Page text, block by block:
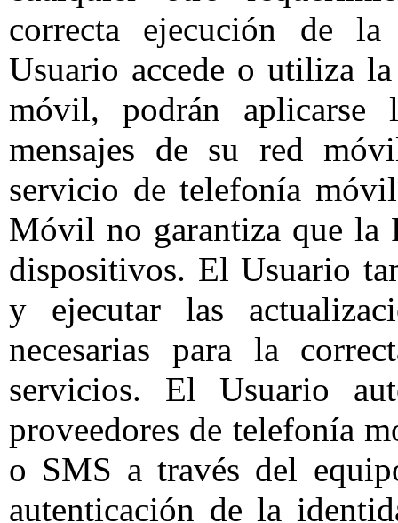
correcta ejecución de
Usuario accede o utiliza
móvil, podrán
mensajes de su red
servicio de telefonía
Móvil no garantiza que la
dispositivos. El Usuario
y ejecutar las
necesarias para la
servicios. El Usuario
proveedores de telefonía
o SMS a través del
autenticación de la